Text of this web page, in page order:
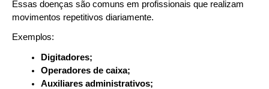
Essas doenças são comuns em profissionais que realizam
movimentos repetitivos diariamente.
Exemplos:
Digitadores;
Operadores de caixa;
Auxiliares administrativos;